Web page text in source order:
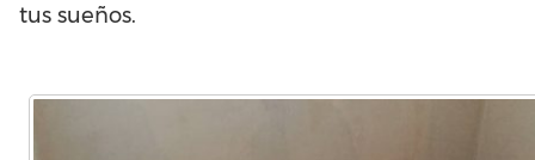
tus sueños.